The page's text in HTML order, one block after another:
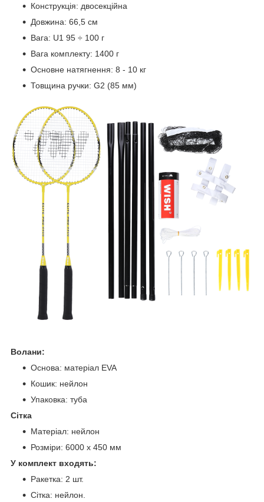
Конструкція: двосекційна
Довжина: 66,5 см
Вага: U1 95 ÷ 100 г
Вага комплекту: 1400 г
Основне натягнення: 8 - 10 кг
Товщина ручки: G2 (85 мм)
Волани:
Основа: матеріал EVA
Кошик: нейлон
Упаковка: туба
Сітка
Матеріал: нейлон
Розміри: 6000 x 450 мм
У комплект входять:
Ракетка: 2 шт.
Сітка: нейлон.